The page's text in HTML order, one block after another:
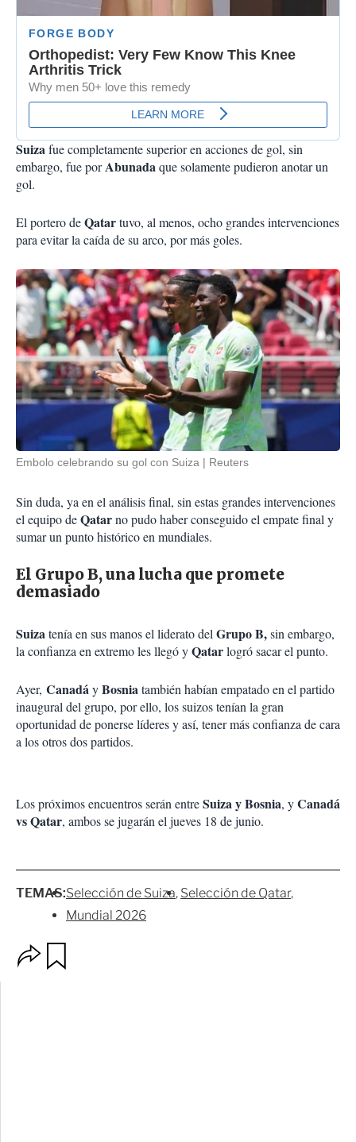
Suizafue completamente superior en acciones de gol, sin
embargo, fue porAbunadaque solamente pudieron anotar un
gol.
El portero deQatartuvo, al menos, ocho grandes intervenciones
para evitar la caída de su arco, por más goles.
Embolo celebrando su gol con Suiza Reuters
Sin duda, ya en el análisis final, sin estas grandes intervenciones
el equipo deQatarno pudo haber conseguido el empate final y
sumar un punto histórico en mundiales.
El Grupo B, una lucha que promete
demasiado
Suizatenía en sus manos el liderato del Grupo B,sin embargo,
la confianza en extremo les llegó yQatarlogró sacar el punto.
Ayer, CanadáyBosniatambién habían empatado en el partido
inaugural del grupo, por ello, los suizos tenían la gran
oportunidad de ponerse líderes y así, tener más confianza de cara
a los otros dos partidos.
Los próximos encuentros serán entreSuiza y Bosnia, yCanadá
vs Qatar, ambos se jugarán el jueves 18 de junio.
TEMAS:Selección de Suiza Selección de Qatar
Mundial 2026
p